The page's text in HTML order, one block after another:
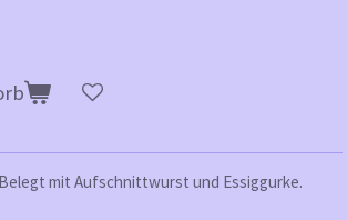
mit Aufschnittwurst und Essiggurke.